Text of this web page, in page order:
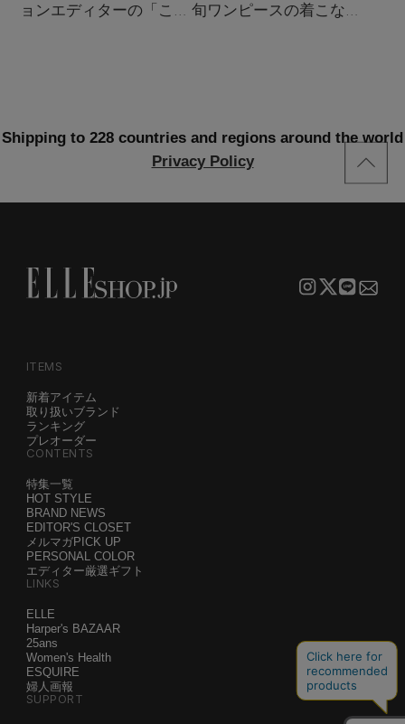
ョンエディターの「これ 旬ワンピースの着こなし
Shipping to 228 countries and regions around the world
ITEMS
新着アイテム
取り扱いブランド
ランキング
CONTENTS
特集一覧
HOT STYLE
BRAND NEWS
EDITOR'S CLOSET
メルマガPICK UP
PERSONAL COLOR
LINKS
ELLE
Harper's BAZAAR
25ans
Women's Health
ESQUIRE